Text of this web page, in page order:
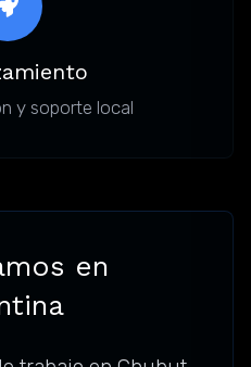
y soporte local
en